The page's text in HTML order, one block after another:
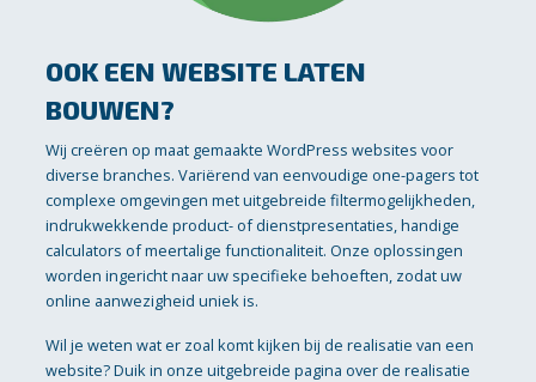
OOK EEN WEBSITE LATEN
BOUWEN?
Wij creëren op maat gemaakte WordPress websites voor
diverse branches. Variërend van eenvoudige one-pagers tot
complexe omgevingen met uitgebreide filtermogelijkheden,
indrukwekkende product- of dienstpresentaties, handige
calculators of meertalige functionaliteit. Onze oplossingen
worden ingericht naar uw specifieke behoeften, zodat uw
online aanwezigheid uniek is.
Wil je weten wat er zoal komt kijken bij de realisatie van een
website? Duik in onze uitgebreide pagina over de realisatie